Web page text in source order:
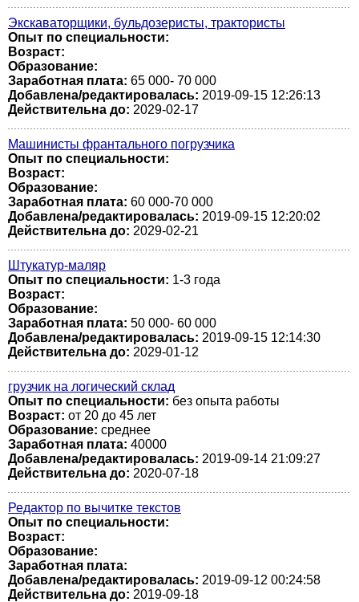
Экскаваторщики, бульдозеристы, трактористы
Опыт по специальности:
Возраст:
Образование:
Заработная плата: 65 000- 70 000
Добавлена/редактировалась: 2019-09-15 12:26:13
Действительна до: 2029-02-17
Машинисты франтального погрузчика
Опыт по специальности:
Возраст:
Образование:
Заработная плата: 60 000-70 000
Добавлена/редактировалась: 2019-09-15 12:20:02
Действительна до: 2029-02-21
Штукатур-маляр
Опыт по специальности: 1-3 года
Возраст:
Образование:
Заработная плата: 50 000- 60 000
Добавлена/редактировалась: 2019-09-15 12:14:30
Действительна до: 2029-01-12
грузчик на логический склад
Опыт по специальности: без опыта работы
Возраст: от 20 до 45 лет
Образование: среднее
Заработная плата: 40000
Добавлена/редактировалась: 2019-09-14 21:09:27
Действительна до: 2020-07-18
Редактор по вычитке текстов
Опыт по специальности:
Возраст:
Образование:
Заработная плата:
Добавлена/редактировалась: 2019-09-12 00:24:58
Действительна до: 2019-09-18